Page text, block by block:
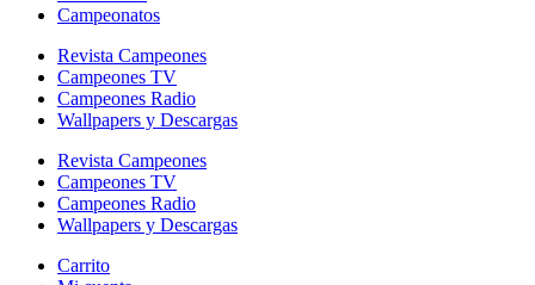
Campeonatos
Revista Campeones
Campeones TV
Campeones Radio
Wallpapers y Descargas
Revista Campeones
Campeones TV
Campeones Radio
Wallpapers y Descargas
Carrito